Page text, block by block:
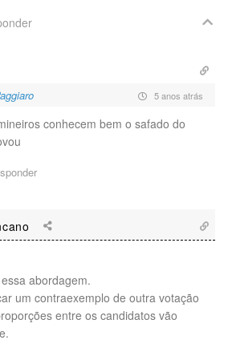
5 anos atrás
conhecem bem o safado do
abordagem.
um contraexemplo de outra votação
entre os candidatos vão